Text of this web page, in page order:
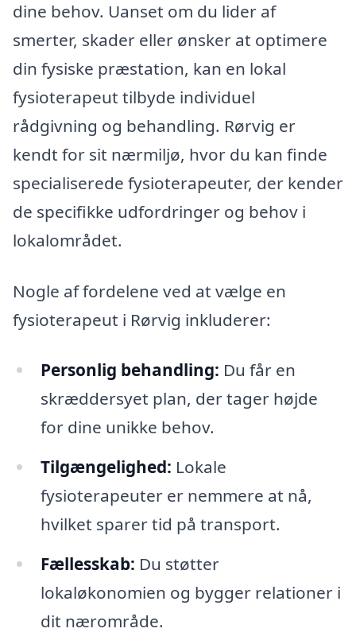
dine behov. Uanset om du lider af
smerter, skader eller ønsker at optimere
din fysiske præstation, kan en lokal
fysioterapeut tilbyde individuel
rådgivning og behandling. Rørvig er
kendt for sit nærmiljø, hvor du kan finde
specialiserede fysioterapeuter, der kender
de specifikke udfordringer og behov i
lokalområdet.
Nogle af fordelene ved at vælge en
fysioterapeut i Rørvig inkluderer:
Personlig behandling: Du får en
skræddersyet plan, der tager højde
for dine unikke behov.
Tilgængelighed: Lokale
fysioterapeuter er nemmere at nå,
hvilket sparer tid på transport.
Fællesskab: Du støtter
lokaløkonomien og bygger relationer i
dit nærområde.